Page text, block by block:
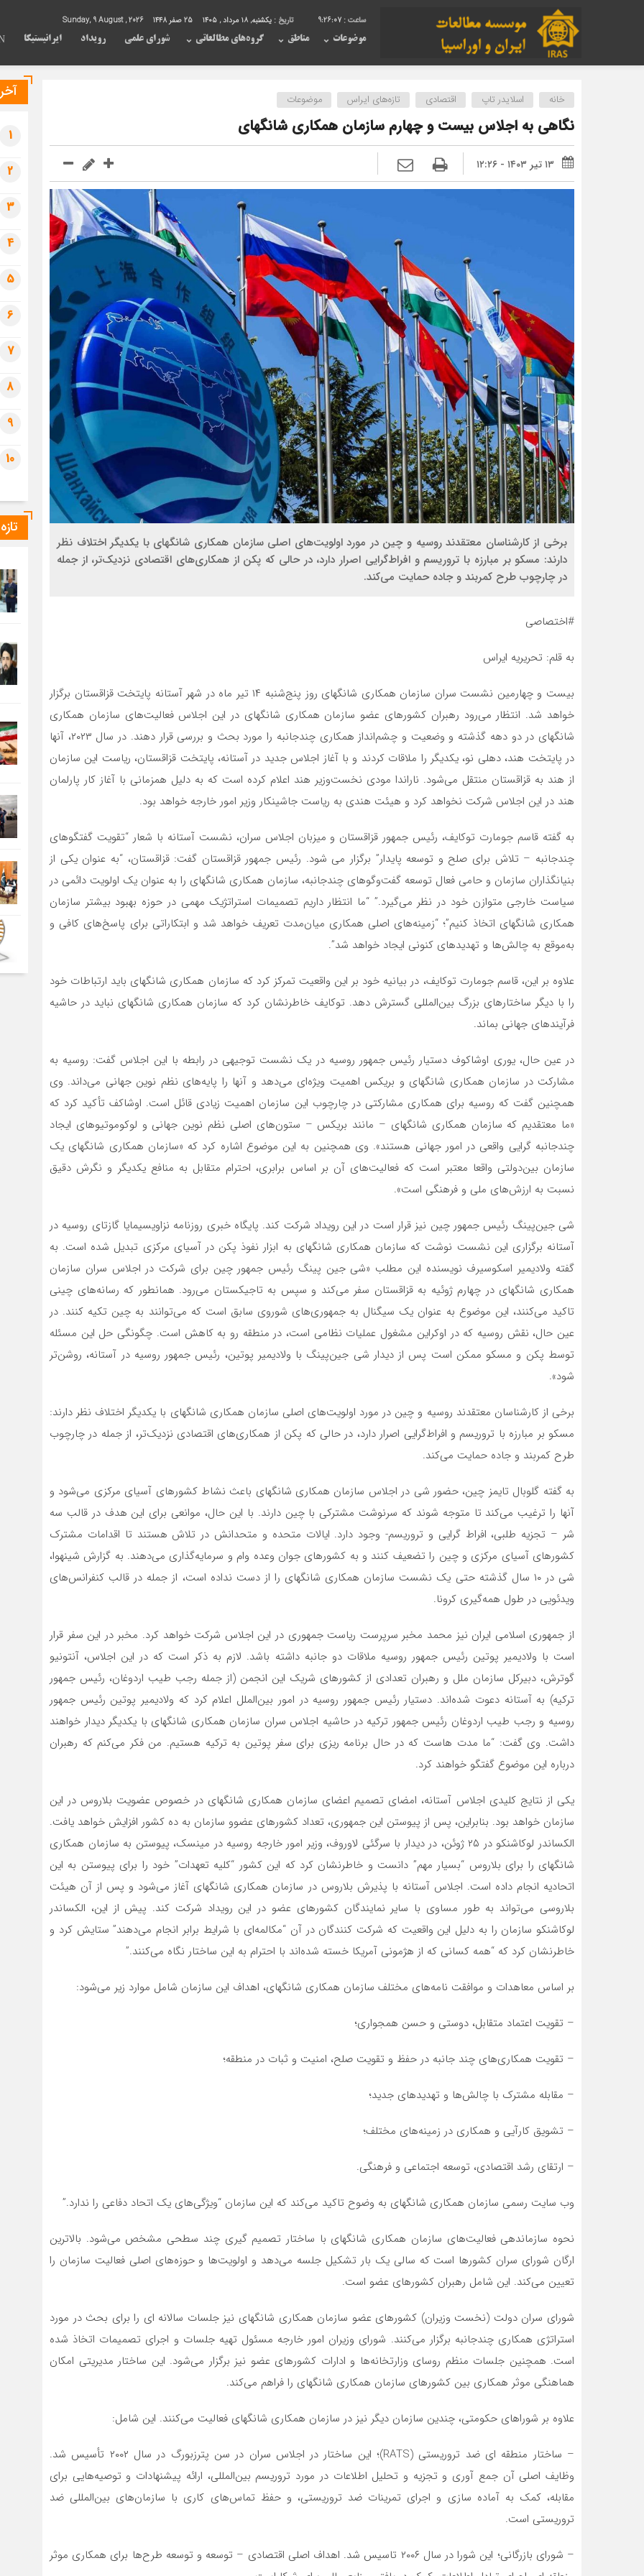
9:26:08 تاریخ : یکشنبه, ۱۸ مرداد , ۱۴۰۵ 25 صفر 1448
موضوعات مناطق گروه‌های مطالعاتی شورای علمی رویداد ایرانیستیکا
خانه اسلایدر تاپ اقتصادی تازه‌های ایراس موضوعات
نگاهی به اجلاس بیست و چهارم سازمان همکاری شانگهای
۱۳ تیر ۱۴۰۳ - ۱۲:۲۶
برخی از کارشناسان معتقدند روسیه و چین در مورد اولویت‌های اصلی سازمان همکاری شانگهای با یکدیگر اختلاف نظر
دارند: مسکو بر مبارزه با تروریسم و افراط‌گرایی اصرار دارد، در حالی که پکن از همکاری‌های اقتصادی نزدیک‌تر، از جمله
در چارچوب طرح کمربند و جاده حمایت می‌کند.
#اختصاصی
به قلم: تحریریه ایراس
بیست و چهارمین نشست سران سازمان همکاری شانگهای روز پنج‌شنبه ۱۴ تیر ماه در شهر آستانه پایتخت قزاقستان برگزار
خواهد شد. انتظار می‌رود رهبران کشورهای عضو سازمان همکاری شانگهای در این اجلاس فعالیت‌های سازمان همکاری
شانگهای در دو دهه گذشته و وضعیت و چشم‌انداز همکاری چندجانبه را مورد بحث و بررسی قرار دهند. در سال ۲۰۲۳، آنها
در پایتخت هند، دهلی نو، یکدیگر را ملاقات کردند و با آغاز اجلاس جدید در آستانه، پایتخت قزاقستان، ریاست این سازمان
از هند به قزاقستان منتقل می‌شود. ناراندا مودی نخست‌وزیر هند اعلام کرده است که به دلیل همزمانی با آغاز کار پارلمان
هند در این اجلاس شرکت نخواهد کرد و هیئت هندی به ریاست جاشینکار وزیر امور خارجه خواهد بود.
به گفته قاسم جومارت توکایف، رئیس جمهور قزاقستان و میزبان اجلاس سران، نشست آستانه با شعار “تقویت گفتگوهای
چندجانبه – تلاش برای صلح و توسعه پایدار” برگزار می شود. رئیس جمهور قزاقستان گفت: قزاقستان، “به عنوان یکی از
بنیانگذاران سازمان و حامی فعال توسعه گفت‌وگوهای چندجانبه، سازمان همکاری شانگهای را به عنوان یک اولویت دائمی در
سیاست خارجی متوازن خود در نظر می‌گیرد.” “ما انتظار داریم تصمیمات استراتژیک مهمی در حوزه بهبود بیشتر سازمان
همکاری شانگهای اتخاذ کنیم”؛ “زمینه‌های اصلی همکاری میان‌مدت تعریف خواهد شد و ابتکاراتی برای پاسخ‌های کافی و
به‌موقع به چالش‌ها و تهدیدهای کنونی ایجاد خواهد شد”.
علاوه بر این، قاسم جومارت توکایف، در بیانیه خود بر این واقعیت تمرکز کرد که سازمان همکاری شانگهای باید ارتباطات خود
را با دیگر ساختارهای بزرگ بین‌المللی گسترش دهد. توکایف خاطرنشان کرد که سازمان همکاری شانگهای نباید در حاشیه
فرآیندهای جهانی بماند.
در عین حال، یوری اوشاکوف دستیار رئیس جمهور روسیه در یک نشست توجیهی در رابطه با این اجلاس گفت: روسیه به
مشارکت در سازمان همکاری شانگهای و بریکس اهمیت ویژه‌ای‌ می‌دهد و آنها را پایه‌های نظم نوین جهانی‌ می‌داند. وی
همچنین گفت که روسیه برای همکاری مشارکتی در چارچوب این سازمان اهمیت زیادی قائل است. اوشاکف تأکید کرد که
«ما معتقدیم که سازمان همکاری شانگهای – مانند بریکس – ستون‌های اصلی نظم نوین جهانی و لوکوموتیوهای ایجاد
چندجانبه گرایی واقعی در امور جهانی هستند». وی همچنین به این موضوع اشاره کرد که «سازمان همکاری شانگهای یک
سازمان بین‌دولتی واقعا معتبر است که فعالیت‌های آن بر اساس برابری، احترام متقابل به منافع یکدیگر و نگرش دقیق
نسبت به ارزش‌های ملی و فرهنگی است».
شی جین‌پینگ رئیس جمهور چین نیز قرار است در این رویداد شرکت کند. پایگاه خبری روزنامه نزاویسیمایا گازتای روسیه در
آستانه برگزاری این نشست نوشت که سازمان همکاری شانگهای به ابزار نفوذ پکن در آسیای مرکزی تبدیل شده است. به
گفته ولادیمیر اسکوسیرف نویسنده این مطلب «شی جین پینگ رئیس جمهور چین برای شرکت در اجلاس سران سازمان
همکاری شانگهای در چهارم ژوئیه به قزاقستان سفر‌ می‌کند و سپس به تاجیکستان‌ می‌رود. همانطور که رسانه‌های چینی
تاکید‌ می‌کنند، این موضوع به عنوان یک سیگنال به جمهوری‌های شوروی سابق است که‌ می‌توانند به چین تکیه کنند. در
عین حال، نقش روسیه که در اوکراین مشغول عملیات نظامی است، در منطقه رو به کاهش است. چگونگی حل این مسئله
توسط پکن و مسکو ممکن است پس از دیدار شی جین‌پینگ با ولادیمیر پوتین، رئیس جمهور روسیه در آستانه، روشن‌تر
شود».
برخی از کارشناسان معتقدند روسیه و چین در مورد اولویت‌های اصلی سازمان همکاری شانگهای با یکدیگر اختلاف نظر دارند:
مسکو بر مبارزه با تروریسم و افراط‌گرایی اصرار دارد، در حالی که پکن از همکاری‌های اقتصادی نزدیک‌تر، از جمله در چارچوب
طرح کمربند و جاده حمایت می‌کند.
به گفته گلوبال تایمز چین، حضور شی در اجلاس سازمان همکاری شانگهای باعث نشاط کشورهای آسیای مرکزی‌ می‌شود و
آنها را ترغیب‌ می‌کند تا متوجه شوند که سرنوشت مشترکی با چین دارند. با این حال، موانعی برای این هدف در قالب سه
شر – تجزیه طلبی، افراط گرایی و تروریسم- وجود دارد. ایالات متحده و متحدانش در تلاش هستند تا اقدامات مشترک
کشورهای آسیای مرکزی و چین را تضعیف کنند و به کشورهای جوان وعده وام و سرمایه‌گذاری‌ می‌دهند. به گزارش شینهوا،
شی در ۱۰ سال گذشته حتی یک نشست سازمان همکاری شانگهای را از دست نداده است، از جمله در قالب کنفرانس‌های
ویدئویی در طول همه‌گیری کرونا.
از جمهوری اسلامی ایران نیز محمد مخبر سرپرست ریاست جمهوری در این اجلاس شرکت خواهد کرد. مخبر در این سفر قرار
است با ولادیمیر پوتین رئیس جمهور روسیه ملاقات دو جانبه داشته باشد. لازم به ذکر است که در این اجلاس، آنتونیو
گوترش، دبیرکل سازمان ملل و رهبران تعدادی از کشورهای شریک این انجمن (از جمله رجب طیب اردوغان، رئیس جمهور
ترکیه) به آستانه دعوت شده‌اند. دستیار رئیس جمهور روسیه در امور بین‌الملل اعلام کرد که ولادیمیر پوتین رئیس جمهور
روسیه و رجب طیب اردوغان رئیس جمهور ترکیه در حاشیه اجلاس سران سازمان همکاری شانگهای با یکدیگر دیدار خواهند
داشت. وی گفت: “ما مدت هاست که در حال برنامه ریزی برای سفر پوتین به ترکیه هستیم. من فکر می‌کنم که رهبران
درباره این موضوع گفتگو خواهند کرد.
یکی از نتایج کلیدی اجلاس آستانه، امضای تصمیم اعضای سازمان همکاری شانگهای در خصوص عضویت بلاروس در این
سازمان خواهد بود. بنابراین، پس از پیوستن این جمهوری، تعداد کشورهای عضوو سازمان به ده کشور افزایش خواهد یافت.
الکساندر لوکاشنکو در ۲۵ ژوئن، در دیدار با سرگئی لاوروف، وزیر امور خارجه روسیه در مینسک، پیوستن به سازمان همکاری
شانگهای را برای بلاروس “بسیار مهم” دانست و خاطرنشان کرد که این کشور “کلیه تعهدات” خود را برای پیوستن به این
اتحادیه انجام داده است. اجلاس آستانه با پذیرش بلاروس در سازمان همکاری شانگهای آغاز می‌شود و پس از آن هیئت
بلاروسی می‌تواند به طور مساوی با سایر نمایندگان کشورهای عضو در این رویداد شرکت کند. پیش از این، الکساندر
لوکاشنکو سازمان را به دلیل این واقعیت که شرکت کنندگان در آن “مکالمه‌ای با شرایط برابر انجام می‌دهند” ستایش کرد و
خاطرنشان کرد که “همه کسانی که از هژمونی آمریکا خسته شده‌اند با احترام به این ساختار نگاه می‌کنند.”
بر اساس معاهدات و موافقت نامه‌های مختلف سازمان همکاری شانگهای، اهداف این سازمان شامل موارد زیر می‌شود:
– تقویت اعتماد متقابل، دوستی و حسن همجواری؛
– تقویت همکاری‌های چند جانبه در حفظ و تقویت صلح، امنیت و ثبات در منطقه؛
– مقابله مشترک با چالش‌ها و تهدیدهای جدید؛
– تشویق کارآیی و همکاری در زمینه‌های مختلف؛
– ارتقای رشد اقتصادی، توسعه اجتماعی و فرهنگی.
وب سایت رسمی سازمان همکاری شانگهای به وضوح تاکید‌ می‌کند که این سازمان “ویژگی‌های یک اتحاد دفاعی را ندارد.”
نحوه سازماندهی فعالیت‌های سازمان همکاری شانگهای با ساختار تصمیم گیری چند سطحی مشخص می‌شود. بالاترین
ارگان شورای سران کشورها است که سالی یک بار تشکیل جلسه‌ می‌دهد و اولویت‌ها و حوزه‌های اصلی فعالیت سازمان را
تعیین‌ می‌کند. این شامل رهبران کشورهای عضو است.
شورای سران دولت (نخست وزیران) کشورهای عضو سازمان همکاری شانگهای نیز جلسات سالانه ای را برای بحث در مورد
استراتژی همکاری چندجانبه برگزار‌ می‌کنند. شورای وزیران امور خارجه مسئول تهیه جلسات و اجرای تصمیمات اتخاذ شده
است. همچنین جلسات منظم روسای وزارتخانه‌ها و ادارات کشورهای عضو نیز برگزار‌ می‌شود. این ساختار مدیریتی امکان
هماهنگی موثر همکاری بین کشورهای سازمان همکاری شانگهای را فراهم‌ می‌کند.
علاوه بر شوراهای حکومتی، چندین سازمان دیگر نیز در سازمان همکاری شانگهای فعالیت‌ می‌کنند. این شامل:
– ساختار منطقه ای ضد تروریستی (RATS)؛ این ساختار در اجلاس سران در سن پترزبورگ در سال ۲۰۰۲ تأسیس شد.
وظایف اصلی آن جمع آوری و تجزیه و تحلیل اطلاعات در مورد تروریسم بین‌المللی، ارائه پیشنهادات و توصیه‌هایی برای
مقابله، کمک به آماده سازی و اجرای تمرینات ضد تروریستی، و حفظ تماس‌های کاری با سازمان‌های بین‌المللی ضد
تروریستی است.
– شورای بازرگانی؛ این شورا در سال ۲۰۰۶ تاسیس شد. اهداف اصلی اقتصادی – توسعه و توسعه طرح‌ها برای همکاری موثر
1
2
3
4
5
6
7
8
9
10